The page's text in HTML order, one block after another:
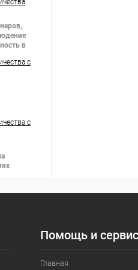
,
в
c
c
Помощь и
Главная